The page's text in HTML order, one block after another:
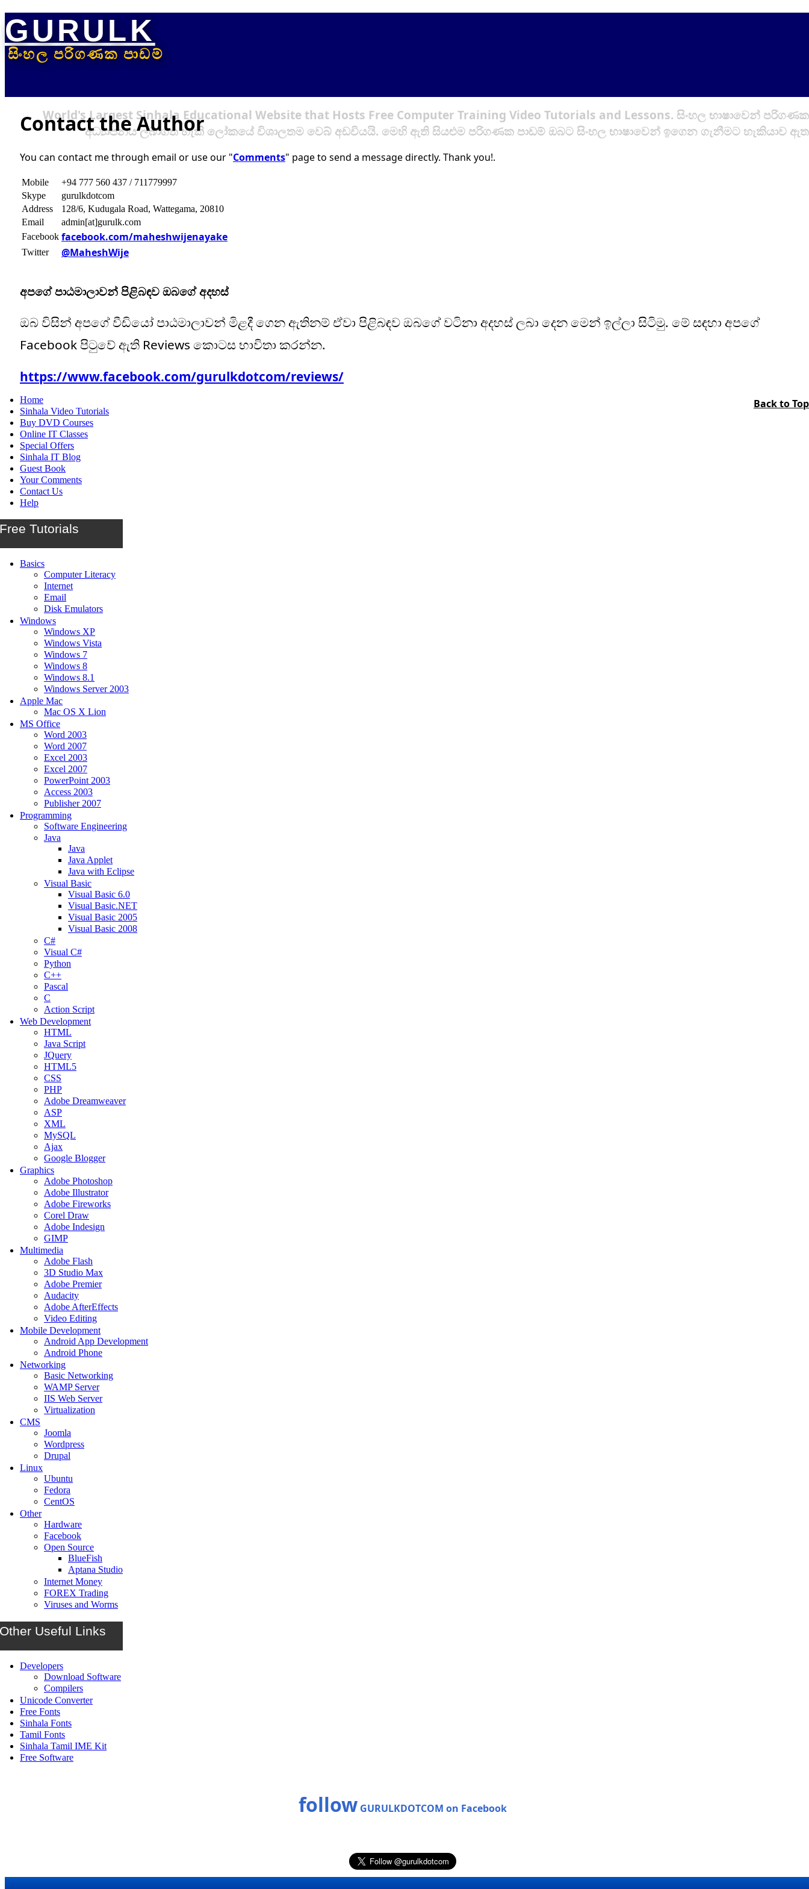
GURULK
සිංහල පරිගණක පාඩම්
World's Largest Sinhala Educational Website that Hosts Free Computer Training Video Tutorials and Lessons. සිංහල භාෂාවෙන් පරිගණක
අධ්‍යාපනය ලබාගත හැකි ලෝකයේ විශාලතම වෙබ් අඩවියයි. මෙහි ඇති සියළුම පරිගණක පාඩම් ඔබට සිංහල භාෂාවෙන් ඉගෙන ගැනීමට හැකියාව ඇත
Contact the Author
You can contact me through email or use our "Comments" page to send a message directly. Thank you!.
Mobile
+94 777 560 437 / 711779997
Skype
gurulkdotcom
Address
128/6, Kudugala Road, Wattegama, 20810
Email
admin[at]gurulk.com
Facebook facebook.com/maheshwijenayake
Twitter @MaheshWije
අපගේ පාඨමාලාවන් පිළිබඳව ඔබගේ අදහස්
ඔබ විසින් අපගේ වීඩියෝ පාඨමාලාවන් මිළදී ගෙන ඇතිනම් ඒවා පිළිබඳව ඔබගේ වටිනා අදහස් ලබා දෙන මෙන් ඉල්ලා සිටිමු. මේ සඳහා අපගේ
Facebook පිටුවේ ඇති Reviews කොටස භාවිතා කරන්න.
https://www.facebook.com/gurulkdotcom/reviews/
Back to Top
Home
Sinhala Video Tutorials
Buy DVD Courses
Online IT Classes
Special Offers
Sinhala IT Blog
Guest Book
Your Comments
Contact Us
Help
Free Tutorials
Basics
Computer Literacy
Internet
Email
Disk Emulators
Windows
Windows XP
Windows Vista
Windows 7
Windows 8
Windows 8.1
Windows Server 2003
Apple Mac
Mac OS X Lion
MS Office
Word 2003
Word 2007
Excel 2003
Excel 2007
PowerPoint 2003
Access 2003
Publisher 2007
Programming
Software Engineering
Java
Java
Java Applet
Java with Eclipse
Visual Basic
Visual Basic 6.0
Visual Basic.NET
Visual Basic 2005
Visual Basic 2008
C#
Visual C#
Python
C++
Pascal
C
Action Script
Web Development
HTML
Java Script
JQuery
HTML5
CSS
PHP
Adobe Dreamweaver
ASP
XML
MySQL
Ajax
Google Blogger
Graphics
Adobe Photoshop
Adobe Illustrator
Adobe Fireworks
Corel Draw
Adobe Indesign
GIMP
Multimedia
Adobe Flash
3D Studio Max
Adobe Premier
Audacity
Adobe AfterEffects
Video Editing
Mobile Development
Android App Development
Android Phone
Networking
Basic Networking
WAMP Server
IIS Web Server
Virtualization
CMS
Joomla
Wordpress
Drupal
Linux
Ubuntu
Fedora
CentOS
Other
Hardware
Facebook
Open Source
BlueFish
Aptana Studio
Internet Money
FOREX Trading
Viruses and Worms
Other Useful Links
Developers
Download Software
Compilers
Unicode Converter
Free Fonts
Sinhala Fonts
Tamil Fonts
Sinhala Tamil IME Kit
Free Software
follow GURULKDOTCOM on Facebook